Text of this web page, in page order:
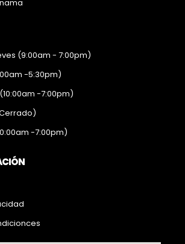
(9:00am - 7:00pm)
-5:30pm)
-7:00pm)
-7:00pm)